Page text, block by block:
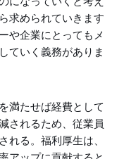
求められていきます
や企業にとってもメ
ていく義務がありま
満たせば経費として
されるため、従業員
る。福利厚生は、